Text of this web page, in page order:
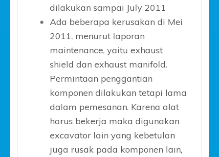
dilakukan sampai July 2011
Ada beberapa kerusakan di Mei
2011, menurut laporan
maintenance, yaitu exhaust
shield dan exhaust manifold.
Permintaan penggantian
komponen dilakukan tetapi lama
dalam pemesanan. Karena alat
harus bekerja maka digunakan
excavator lain yang kebetulan
juga rusak pada komponen lain,